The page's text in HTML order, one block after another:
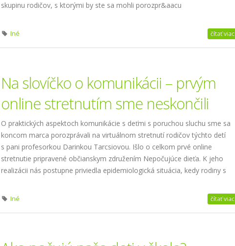
skupinu rodičov, s ktorými by ste sa mohli porozpr&aacu
Iné čítať viac
Na slovíčko o komunikácii – prvým
online stretnutím sme neskončili
O praktických aspektoch komunikácie s deťmi s poruchou sluchu sme sa
koncom marca porozprávali na virtuálnom stretnutí rodičov týchto detí
s pani profesorkou Darinkou Tarcsiovou. Išlo o celkom prvé online
stretnutie pripravené občianskym združením Nepočujúce dieťa. K jeho
realizácii nás postupne priviedla epidemiologická situácia, kedy rodiny s
Iné čítať viac